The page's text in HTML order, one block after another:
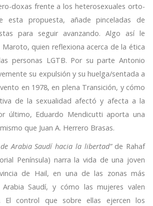
doxas frente a los heterosexuales orto-
esta propuesta, añade pinceladas de
para seguir avanzando. Algo así le
Maroto, quien reflexiona acerca de la ética
personas LGTB. Por su parte Antonio
su expulsión y su huelga/sentada a
en 1978, en plena Transición, y cómo
de la sexualidad afectó y afecta a la
último, Eduardo Mendicutti aporta una
que Juan A. Herrero Brasas.
Arabia Saudí hacia la libertad”de Rahaf
Península) narra la vida de una joven
de Hail, en una de las zonas más
Arabia Saudí, y cómo las mujeres valen
El control que sobre ellas ejercen los